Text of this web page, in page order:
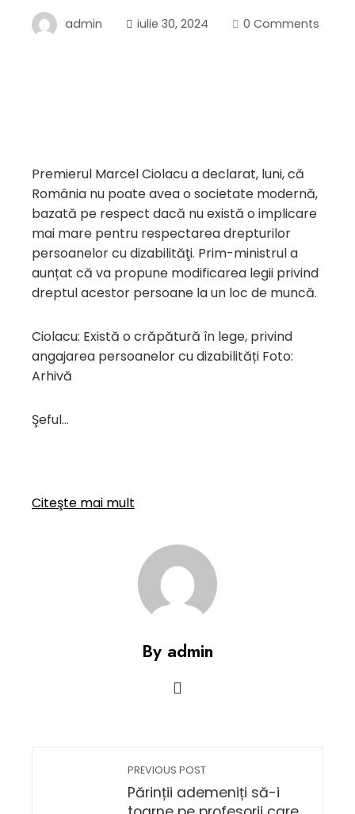
admin iulie 30, 2024 0 Comments
Premierul Marcel Ciolacu a declarat, luni, că
România nu poate avea o societate modernă,
bazată pe respect dacă nu există o implicare
mai mare pentru respectarea drepturilor
persoanelor cu dizabilităţi. Prim-ministrul a
aunțat că va propune modificarea legii privind
dreptul acestor persoane la un loc de muncă.
Ciolacu: Există o crăpătură în lege, privind
angajarea persoanelor cu dizabilități Foto:
Arhivă
Şeful…
Citeşte mai mult
By admin
PREVIOUS POST
Părinții ademeniți să-i